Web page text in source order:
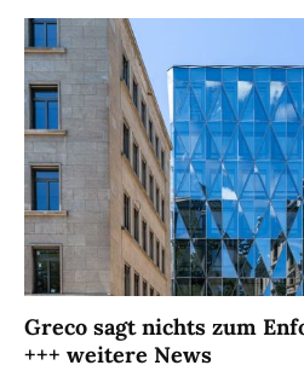
Greco sagt nichts zum
+++ weitere News